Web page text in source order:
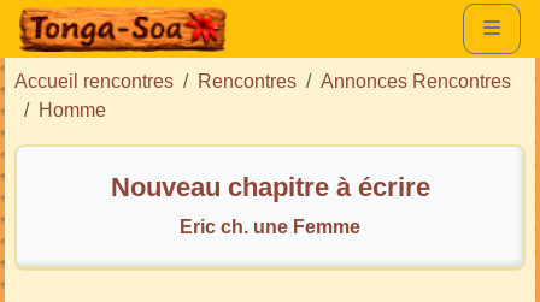
Accueil rencontres Rencontres
Annonces Rencontres
Homme
Nouveau chapitre à écrire
Eric ch. une Femme